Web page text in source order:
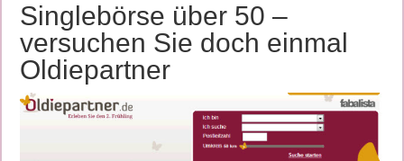
Singlebörse über 50 –
versuchen Sie doch einmal
Oldiepartner